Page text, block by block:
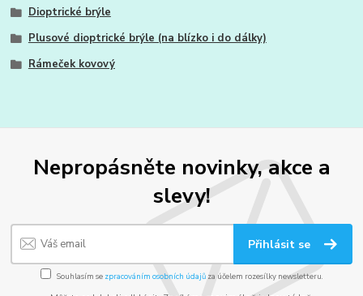
Dioptrické brýle
Plusové dioptrické brýle (na blízko i do dálky)
Rámeček kovový
Nepropásněte novinky, akce a
slevy!
Přihlásit se
Souhlasím se zpracováním osobních údajůza účelem rozesílky newsletteru.